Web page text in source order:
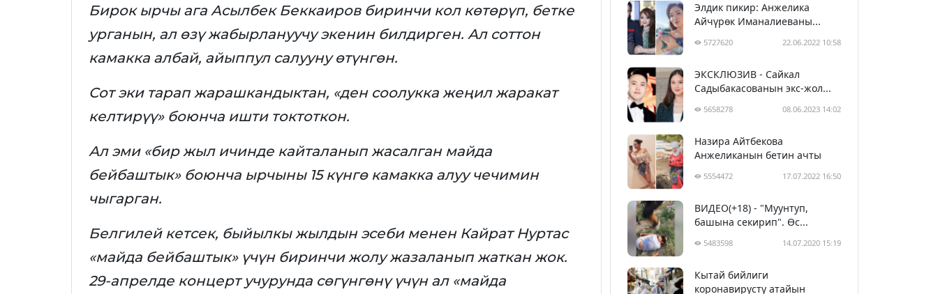
Бирок ырчы ага Асылбек Беккаиров биринчи кол көтөрүп, бетке
урганын, ал өзү жабырлануучу экенин билдирген. Ал соттон
камакка албай, айыппул салууну өтүнгөн.
Сот эки тарап жарашкандыктан, «ден соолукка жеңил жаракат
келтирүү» боюнча ишти токтоткон.
Ал эми «бир жыл ичинде кайталанып жасалган майда
бейбаштык» боюнча ырчыны 15 күнгө камакка алуу чечимин
чыгарган.
Белгилей кетсек, быйылкы жылдын эсеби менен Кайрат Нуртас
«майда бейбаштык» үчүн биринчи жолу жазаланып жаткан жок.
29-апрелде концерт учурунда сөгүнгөнү үчүн ал «майда
Элдик пикир: Анжелика
Айчүрөк Иманалиеваны...
5727620 22.06.2022 10:58
ЭКСКЛЮЗИВ - Сайкал
Садыбакасованын экс-жол...
5658278 08.06.2023 14:02
Назира Айтбекова
Анжеликанын бетин ачты
5554472 17.07.2022 16:50
ВИДЕО(+18) - "Муунтуп,
башына секирип". Өс...
5483598 14.07.2020 15:19
Кытай бийлиги
коронавирусту атайын